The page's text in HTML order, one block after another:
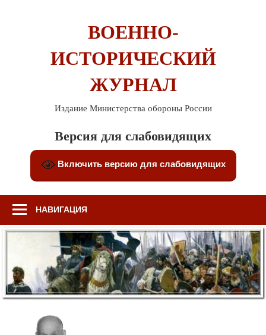
ВОЕННО-
ИСТОРИЧЕСКИЙ
ЖУРНАЛ
Издание Министерства обороны России
Версия для слабовидящих
Включить версию для слабовидящих
НАВИГАЦИЯ